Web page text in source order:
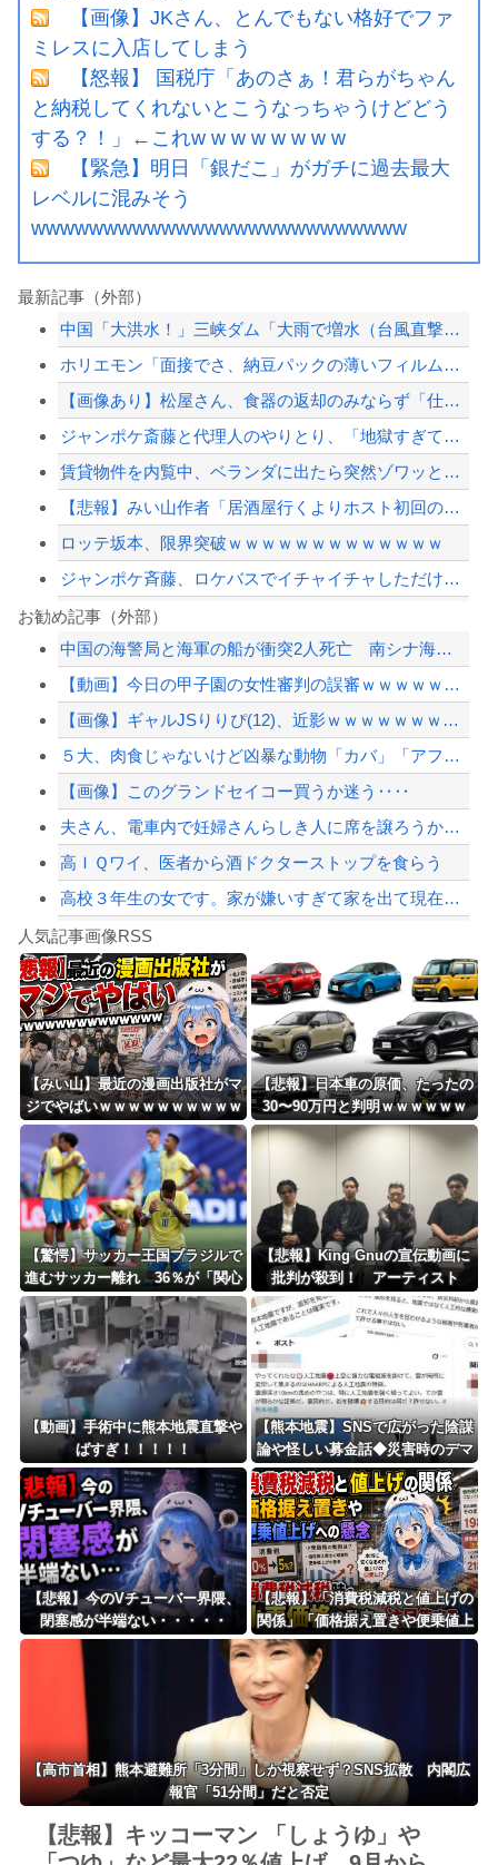
【画像】JKさん、とんでもない格好でファ
ミレスに入店してしまう
【怒報】 国税庁「あのさぁ！君らがちゃん
と納税してくれないとこうなっちゃうけどどう
する？！」←これw w w w w w w w
【緊急】明日「銀だこ」がガチに過去最大
レベルに混みそう
wwwwwwwwwwwwwwwwwwwwwwwwww
最新記事（外部）
中国「大洪水！」三峡ダム「大雨で増水（台風直撃前」中国ダム「緊急放流！」中国鉄道...
ホリエモン「面接でさ、納豆パックの薄いフィルムって何のために入っていの？って聞く...
【画像あり】松屋さん、食器の返却のみならず「仕分け」まで客にやらせてしまうｗｗｗ...
ジャンポケ斎藤と代理人のやりとり、「地獄すぎて完全にコントになってる……」と衝撃...
賃貸物件を内覧中、ベランダに出たら突然ゾワッと両腕に鳥肌が出た。「やっぱりこの部...
【悲報】みい山作者「居酒屋行くよりホスト初回の方が安くてチヤホヤされる」
ロッテ坂本、限界突破ｗｗｗｗｗｗｗｗｗｗｗｗｗ
ジャンポケ斉藤、ロケバスでイチャイチャしただけで懲役7年てさすがにおかしくないか...
【芸能】元EXILE・黒木啓司、妻・宮崎麗果被告へのDV事案で逮捕されていた 宮...
【悲報】男の趣味Tier表、ヤバすぎるｗｗｗｗｗ
【これは重い】江口寿史さん「自分の絵ごと、このジャンルはそろそろ終わりかな」
【配信者】「金バエ」のSNS更新が1週間途絶え、様々な憶測が飛び交う。1週間ぶり...
Powered by livedoor 相互RSS
お勧め記事（外部）
中国の海警局と海軍の船が衝突2人死亡 南シナ海でフィリピン船を追跡中、公表までに...
【動画】今日の甲子園の女性審判の誤審ｗｗｗｗｗｗｗｗｗｗｗｗｗｗｗ
【画像】ギャルJSりりぴ(12)、近影ｗｗｗｗｗｗｗｗｗｗ
５大、肉食じゃないけど凶暴な動物「カバ」「アフリカゾウ」「バッファロー」「コーカ...
【画像】このグランドセイコー買うか迷う‥‥
夫さん、電車内で妊婦さんらしき人に席を譲ろうか悩んでいたら隣の男性に先を越される...
高ＩＱワイ、医者から酒ドクターストップを食らう
高校３年生の女です。家が嫌いすぎて家を出て現在養護施設で暮らしています
実況「金メダルをとった萩野には俺さんへの挑戦権を手にしました！」俺「ほう君が萩野...
8/4のニュース
日本旅行キャンセルすべきか…1万年ぶり史上最大級の火山の兆し＝韓国の反応
更新中止のお知らせ
海外「おめでとうタキ！」リヴァプール南野がバースデーゴール！！
Powered by livedoor 相互RSS
人気記事画像RSS
【みい山】最近の漫画出版社がマ
ジでやばいｗｗｗｗｗｗｗｗｗｗ
ｗｗｗｗ
【悲報】日本車の原価、たったの
30〜90万円と判明ｗｗｗｗｗｗ
ｗｗｗｗｗ
【驚愕】サッカー王国ブラジルで
進むサッカー離れ 36％が「関心
なし」
【悲報】King Gnuの宣伝動画に
批判が殺到！ アーティスト
に“好感度”ばかり求める時代への
違和感
【動画】手術中に熊本地震直撃や
ばすぎ！！！！！
【熊本地震】SNSで広がった陰謀
論や怪しい募金話◆災害時のデマ
注意、専門家は「一次情報チェッ
クを」
【悲報】今のVチューバー界隈、
閉塞感が半端ない・・・・・
【悲報】「消費税減税と値上げの
関係」「価格据え置きや便乗値上
げへの懸念」 – 消費税減税時の
小売価格の動向に注目集まる
【高市首相】熊本避難所「3分間」しか視察せず？SNS拡散 内閣広
報官「51分間」だと否定
【悲報】キッコーマン 「しょうゆ」や